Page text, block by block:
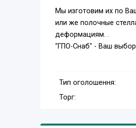
Мы изготовим их по
или же полочные
деформациям. .
"ГПО-Снаб" - Ваш выбор
Тип оголошення:
Торг: